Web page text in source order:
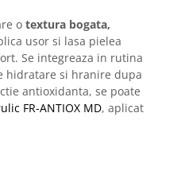
o textura bogata,
usor si lasa pielea
Se integreaza in rutina
hidratare si hranire dupa
antioxidanta, se poate
FR-ANTIOX MD, aplicat